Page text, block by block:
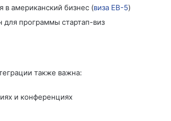
в американский бизнес (виза EB-5)
для программы стартап-виз
также важна:
и конференциях